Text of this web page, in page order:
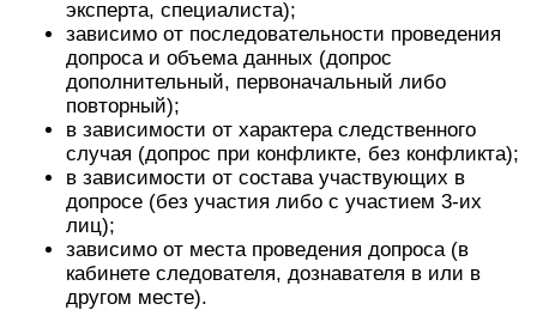
эксперта, специалиста);
зависимо от последовательности проведения
допроса и объема данных (допрос
дополнительный, первоначальный либо
повторный);
в зависимости от характера следственного
случая (допрос при конфликте, без конфликта);
в зависимости от состава участвующих в
допросе (без участия либо с участием 3-их
лиц);
зависимо от места проведения допроса (в
кабинете следователя, дознавателя в или в
другом месте).